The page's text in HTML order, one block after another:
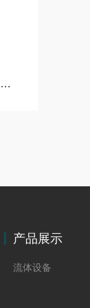
产品展示
流体设备